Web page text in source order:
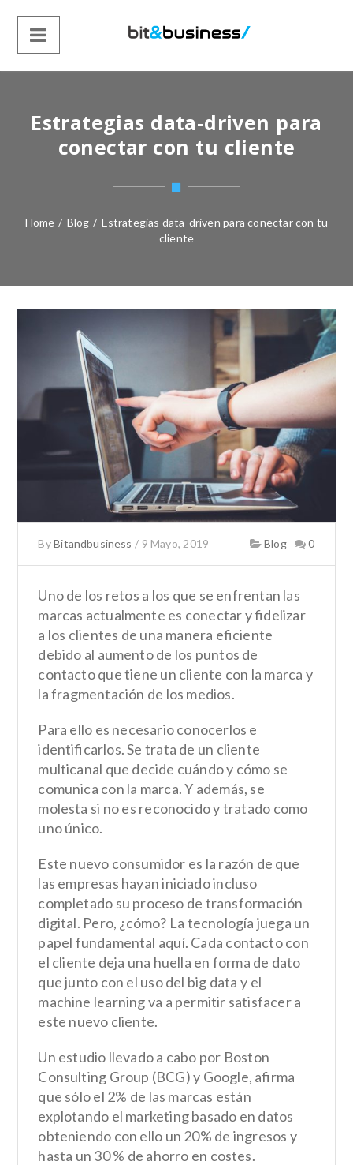
Estrategias data-driven para
conectar con tu cliente
Home / Blog / Estrategias data-driven para conectar con tu
cliente
ByBitandbusiness / 9 Mayo, 2019 Blog 0
Uno de los retos a los que se enfrentan las
marcas actualmente es conectar y fidelizar
a los clientes de una manera eficiente
debido al aumento de los puntos de
contacto que tiene un cliente con la marca y
la fragmentación de los medios.
Para ello es necesario conocerlos e
identificarlos. Se trata de un cliente
multicanal que decide cuándo y cómo se
comunica con la marca. Y además, se
molesta si no es reconocido y tratado como
uno único.
Este nuevo consumidor es la razón de que
las empresas hayan iniciado incluso
completado su proceso de transformación
digital. Pero, ¿cómo? La tecnología juega un
papel fundamental aquí. Cada contacto con
el cliente deja una huella en forma de dato
que junto con el uso del big data y el
machine learningva a permitir satisfacer a
este nuevo cliente.
Un estudio llevado a cabo por Boston
Consulting Group (BCG) y Google, afirma
que sólo el 2% de las marcas están
explotando el marketing basado en datos
obteniendo con ello un 20% de ingresos y
hasta un 30 % de ahorro en costes.